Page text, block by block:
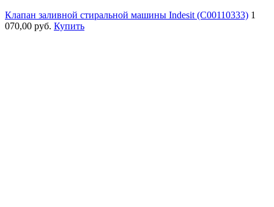
Клапан заливной стиральной машины Indesit (C00110333) 1
070,00 руб. Купить